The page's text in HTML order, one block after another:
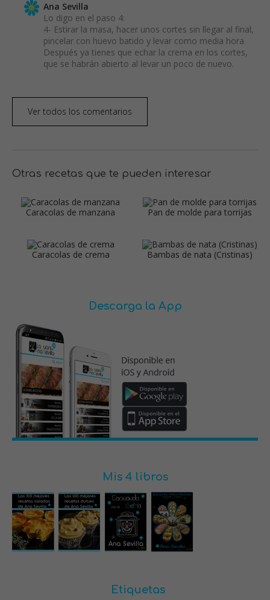
Ana Sevilla
Lo digo en el paso 4:
4- Estirar la masa, hacer unos cortes sin llegar al final,
pincelar con huevo batido y levar como media hora
Después ya tienes que echar la crema en los cortes,
que se habrán abierto al levar un poco de nuevo.
Ver todos los comentarios
Otras recetas que te pueden interesar
Caracolas de manzana Pan de molde para torrijas
Caracolas de crema Bambas de nata (Cristinas)
Descarga la App
Mis 4 libros
Etiquetas